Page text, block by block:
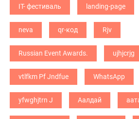
IT- фестиваль landing-page
neva qr-код Rjv
Russian Event Awards. ujhjcrjg
vtlfkm Pf Jndfue WhatsApp
yfwghjtrn J Аалдай